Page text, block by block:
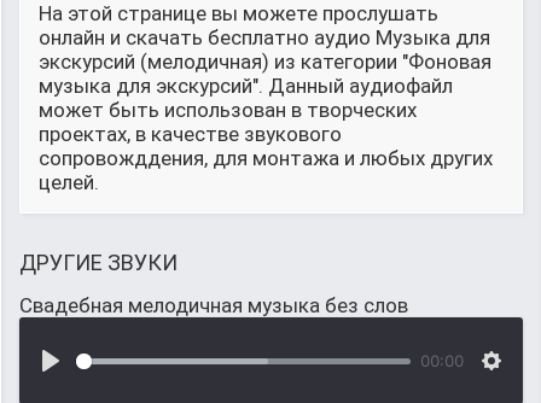
На этой странице вы можете прослушать
онлайн и скачать бесплатно аудио Музыка для
экскурсий (мелодичная) из категории "Фоновая
музыка для экскурсий". Данный аудиофайл
может быть использован в творческих
проектах, в качестве звукового
сопровожддения, для монтажа и любых других
целей.
ДРУГИЕ ЗВУКИ
Свадебная мелодичная музыка без слов
00:00